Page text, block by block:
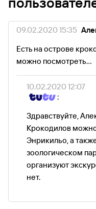
09.02.2020 15:35
Есть на острове
можно посмотреть...
10.02.2020 12:07
:
Здравствуйте,
Крокодилов
Энрикильо, а
зоологическом
организуют
нет.